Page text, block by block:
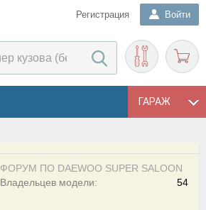
Регистрация Войти
ГАРАЖ
ФОРУМ ПО DAEWOO SUPER SALOON
54
Владельцев модели: